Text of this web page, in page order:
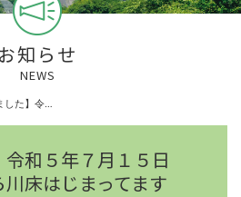
お知らせ
NEWS
した】令…
令和５年７月１５日
川床はじまってます